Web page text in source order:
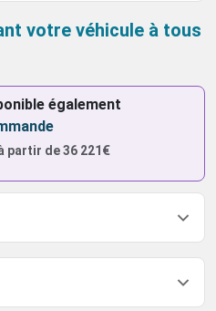
votre véhicule à tous
également
partir de36 221€